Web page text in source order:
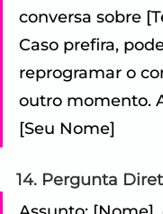
conversa sobre
Caso prefira,
reprogramar o
outro momento.
[Seu Nome]
14. Pergunta